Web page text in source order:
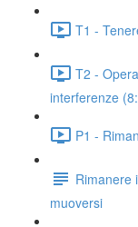
T1 -
T2 -
interferenze
P1 -
Rimanere
muoversi